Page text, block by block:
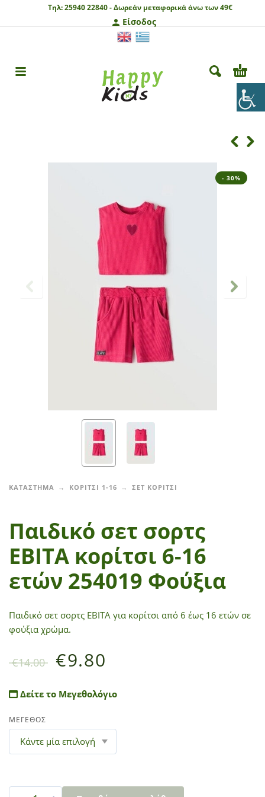
Τηλ:25940 22840 -Δωρεάν μεταφορικά άνω των 49€
Είσοδος
- 30%
ΚΑΤΑΣΤΗΜΑ ΚΟΡΙΤΣΙ 1-16 ΣΕΤ ΚΟΡΙΤΣΙ
Παιδικό σετ σορτς
ΕΒΙΤΑ κορίτσι 6-16
ετών 254019 Φούξια
Παιδικό σετ σορτς ΕΒΙΤΑ για κορίτσι από 6 έως 16 ετών σε
φούξια χρώμα.
€14.00 €9.80
Δείτε το Μεγεθολόγιο
ΜΕΓΕΘΟΣ